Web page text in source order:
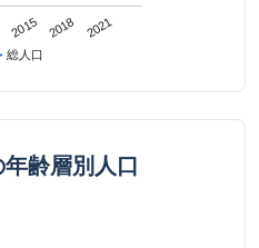
総人口
2015 2018 2021
年齢層別人口